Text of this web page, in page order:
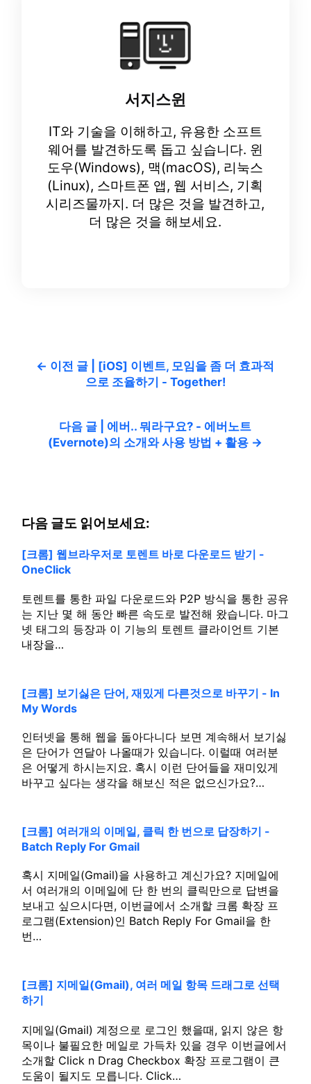
서지스윈
IT와 기술을 이해하고, 유용한 소프트
웨어를 발견하도록 돕고 싶습니다. 윈
도우(Windows), 맥(macOS), 리눅스
(Linux), 스마트폰 앱, 웹 서비스, 기획
시리즈물까지. 더 많은 것을 발견하고,
더 많은 것을 해보세요.
← 이전 글 | [iOS] 이벤트, 모임을 좀 더 효과적
으로 조율하기 - Together!
다음 글 | 에버.. 뭐라구요? - 에버노트
(Evernote)의 소개와 사용 방법 + 활용 →
다음 글도 읽어보세요:
[크롬] 웹브라우저로 토렌트 바로 다운로드 받기 -
OneClick
토렌트를 통한 파일 다운로드와 P2P 방식을 통한 공유
는 지난 몇 해 동안 빠른 속도로 발전해 왔습니다. 마그
넷 태그의 등장과 이 기능의 토렌트 클라이언트 기본
내장을…
[크롬] 보기싫은 단어, 재밌게 다른것으로 바꾸기 - In
My Words
인터넷을 통해 웹을 돌아다니다 보면 계속해서 보기싫
은 단어가 연달아 나올때가 있습니다. 이럴때 여러분
은 어떻게 하시는지요. 혹시 이런 단어들을 재미있게
바꾸고 싶다는 생각을 해보신 적은 없으신가요?…
[크롬] 여러개의 이메일, 클릭 한 번으로 답장하기 -
Batch Reply For Gmail
혹시 지메일(Gmail)을 사용하고 계신가요? 지메일에
서 여러개의 이메일에 단 한 번의 클릭만으로 답변을
보내고 싶으시다면, 이번글에서 소개할 크롬 확장 프
로그램(Extension)인 Batch Reply For Gmail을 한
번…
[크롬] 지메일(Gmail), 여러 메일 항목 드래그로 선택
하기
지메일(Gmail) 계정으로 로그인 했을때, 읽지 않은 항
목이나 불필요한 메일로 가득차 있을 경우 이번글에서
소개할 Click n Drag Checkbox 확장 프로그램이 큰
도움이 될지도 모릅니다. Click…